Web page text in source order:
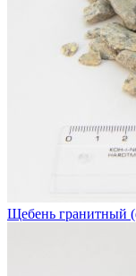
Щебень гранитный